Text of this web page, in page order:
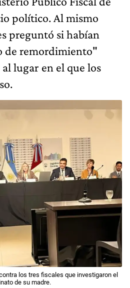
político. Al mismo
preguntó si habían
de remordimiento"
lugar en el que los
los tres fiscales que investigaron el
de su madre.